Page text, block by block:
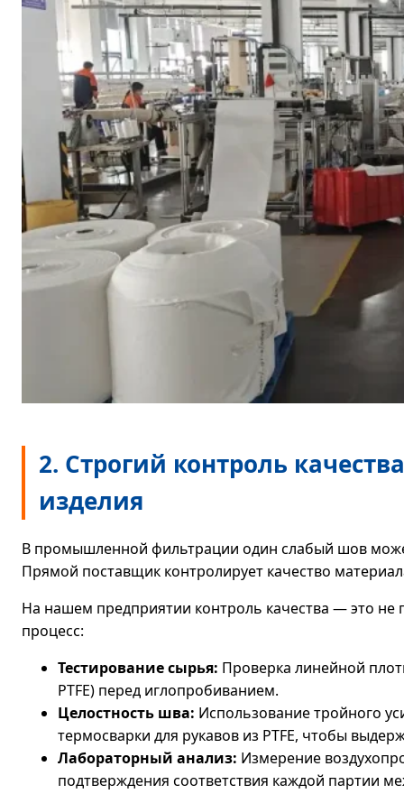
2. Строгий контроль
изделия
В промышленной фильтрации один слабый шов
Прямой поставщик контролирует качество
На нашем предприятии контроль качества — это
процесс:
Тестирование сырья: Проверка линейной
PTFE) перед иглопробиванием.
Целостность шва: Использование тройного
термосварки для рукавов из PTFE, чтобы
Лабораторный анализ: Измерение
подтверждения соответствия каждой партии